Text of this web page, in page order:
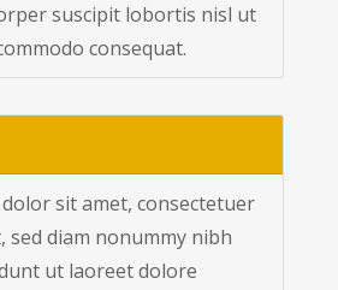
suscipit lobortis nisl ut
consequat.
sit amet, consectetuer
sed diam nonummy nibh
ut laoreet dolore